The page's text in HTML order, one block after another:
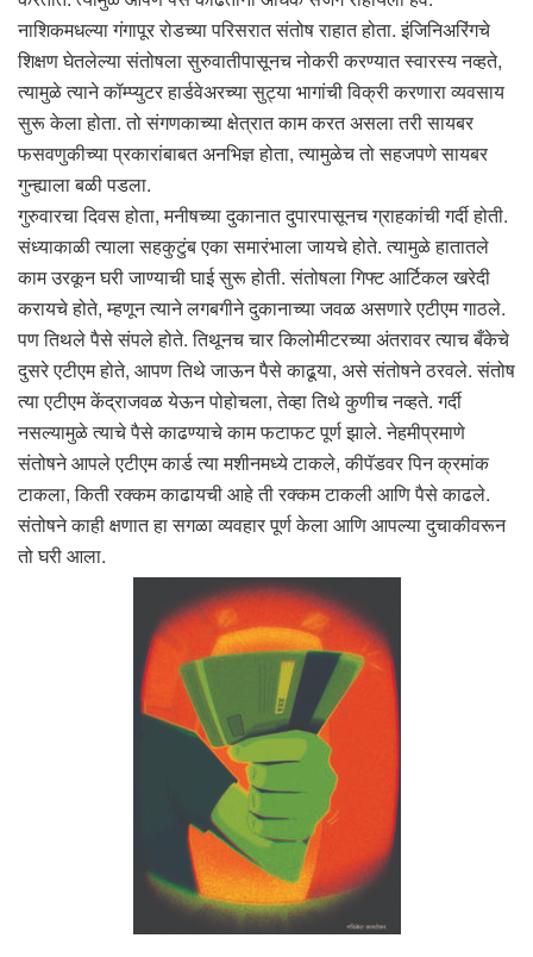
नाशिकमधल्या गंगापूर रोडच्या परिसरात संतोष राहात होता. इंजिनिअरिंगचे
शिक्षण घेतलेल्या संतोषला सुरुवातीपासूनच नोकरी करण्यात स्वारस्य नव्हते,
त्यामुळे त्याने कॉम्प्युटर हार्डवेअरच्या सुट्या भागांची विक्री करणारा व्यवसाय
सुरू केला होता. तो संगणकाच्या क्षेत्रात काम करत असला तरी सायबर
फसवणुकीच्या प्रकारांबाबत अनभिज्ञ होता, त्यामुळेच तो सहजपणे सायबर
गुन्ह्याला बळी पडला.
गुरुवारचा दिवस होता, मनीषच्या दुकानात दुपारपासूनच ग्राहकांची गर्दी होती.
संध्याकाळी त्याला सहकुटुंब एका समारंभाला जायचे होते. त्यामुळे हातातले
काम उरकून घरी जाण्याची घाई सुरू होती. संतोषला गिफ्ट आर्टिकल खरेदी
करायचे होते, म्हणून त्याने लगबगीने दुकानाच्या जवळ असणारे एटीएम गाठले.
पण तिथले पैसे संपले होते. तिथूनच चार किलोमीटरच्या अंतरावर त्याच बँकेचे
दुसरे एटीएम होते, आपण तिथे जाऊन पैसे काढूया, असे संतोषने ठरवले. संतोष
त्या एटीएम केंद्राजवळ येऊन पोहोचला, तेव्हा तिथे कुणीच नव्हते. गर्दी
नसल्यामुळे त्याचे पैसे काढण्याचे काम फटाफट पूर्ण झाले. नेहमीप्रमाणे
संतोषने आपले एटीएम कार्ड त्या मशीनमध्ये टाकले, कीपॅडवर पिन क्रमांक
टाकला, किती रक्कम काढायची आहे ती रक्कम टाकली आणि पैसे काढले.
संतोषने काही क्षणात हा सगळा व्यवहार पूर्ण केला आणि आपल्या दुचाकीवरून
तो घरी आला.